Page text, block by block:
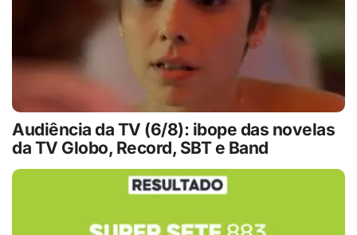
Audiência da TV (6/8): ibope das novelas
da TV Globo, Record, SBT e Band